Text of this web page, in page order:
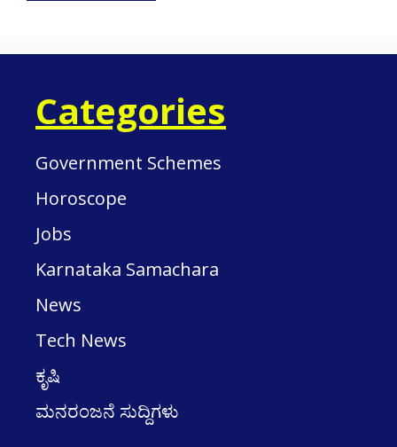
Categories
Government Schemes
Horoscope
Jobs
Karnataka Samachara
News
Tech News
ಕೃಷಿ
ಮನರಂಜನೆ ಸುದ್ದಿಗಳು